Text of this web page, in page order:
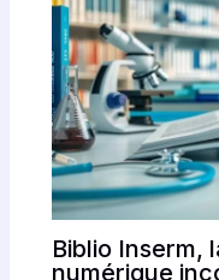
Biblio Inserm,
numérique